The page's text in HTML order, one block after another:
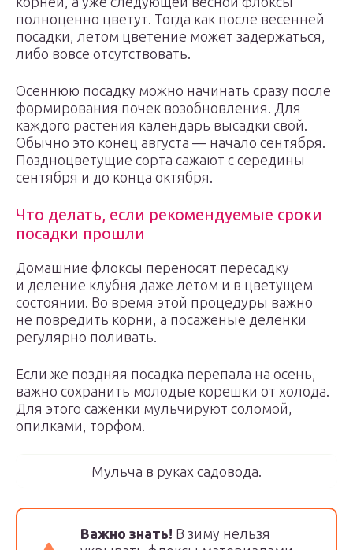
полноценно цветут. Тогда как после весенней
посадки, летом цветение может задержаться,
либо вовсе отсутствовать.
Осеннюю посадку можно начинать сразу после
формирования почек возобновления. Для
каждого растения календарь высадки свой.
Обычно это конец августа — начало сентября.
Поздноцветущие сорта сажают с середины
сентября и до конца октября.
Что делать, если рекомендуемые сроки
посадки прошли
Домашние флоксы переносят пересадку
и деление клубня даже летом и в цветущем
состоянии. Во время этой процедуры важно
не повредить корни, а посаженые деленки
регулярно поливать.
Если же поздняя посадка перепала на осень,
важно сохранить молодые корешки от холода.
Для этого саженки мульчируют соломой,
опилками, торфом.
Мульча в руках садовода.
Важно знать! В зиму нельзя